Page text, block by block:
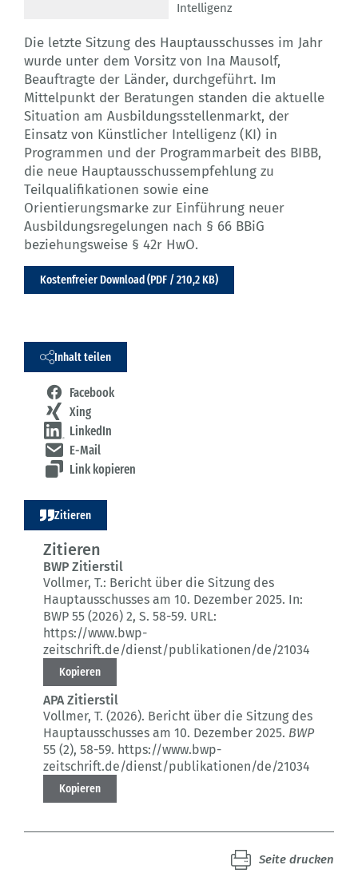
Intelligenz
Die letzte Sitzung des Hauptausschusses im Jahr
wurde unter dem Vorsitz von Ina Mausolf,
Beauftragte der Länder, durchgeführt. Im
Mittelpunkt der Beratungen standen die aktuelle
Situation am Ausbildungsstellenmarkt, der
Einsatz von Künstlicher Intelligenz (KI) in
Programmen und der Programmarbeit des BIBB,
die neue Hauptausschussempfehlung zu
Teilqualifikationen sowie eine
Orientierungsmarke zur Einführung neuer
Ausbildungsregelungen nach § 66 BBiG
beziehungsweise § 42r HwO.
Kostenfreier Download (PDF / 210,2 KB)
Inhalt teilen
Facebook
Xing
LinkedIn
E-Mail
Link kopieren
Zitieren
Zitieren
BWP Zitierstil
Vollmer, T.: Bericht über die Sitzung des
Hauptausschusses am 10. Dezember 2025. In:
BWP 55 (2026) 2, S. 58-59. URL:
https://www.bwp-
zeitschrift.de/dienst/publikationen/de/21034
Kopieren
APA Zitierstil
Vollmer, T. (2026). Bericht über die Sitzung des
Hauptausschusses am 10. Dezember 2025. BWP
55 (2), 58-59. https://www.bwp-
zeitschrift.de/dienst/publikationen/de/21034
Kopieren
Seite drucken